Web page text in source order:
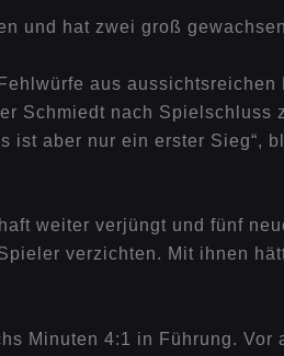
und hat zwei groß
aus
Schmiedt nach Spielschluss
ist aber nur ein erster Sieg“,
weiter verjüngt und fünf
verzichten. Mit ihnen
Minuten 4:1 in Führung.